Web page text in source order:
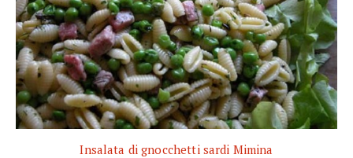
Insalata di gnocchetti sardi Mimina